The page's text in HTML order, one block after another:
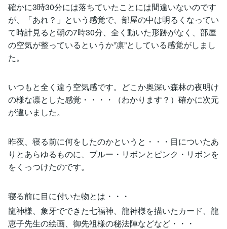
確かに3時30分には落ちていたことには間違いないのです
が、「あれ？」という感覚で、部屋の中は明るくなってい
て時計見ると朝の7時30分、全く動いた形跡がなく、部屋
の空気が整っているというか”凛”としている感覚がしまし
た。
いつもと全く違う空気感です。どこか奥深い森林の夜明け
の様な凛とした感覚・・・・（わかります？）確かに次元
が違いました。
昨夜、寝る前に何をしたのかというと・・・目についたあ
りとあらゆるものに、ブルー・リボンとピンク・リボンを
をくっつけたのです。
寝る前に目に付いた物とは・・・
龍神様、象牙でできた七福神、龍神様を描いたカード、龍
恵子先生の絵画、御先祖様の秘法陣などなど・・・